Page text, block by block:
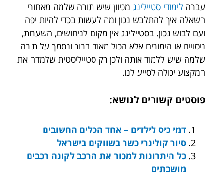
עברה לימודי סטיילינג מכיוון שיש תורה שלמה מאחורי
השאלה איך להתלבש נכון ומה לעשות בכדי להיות יפה
ועם לבוש נכון. בסטיילינג אין מקום לניחושים, השערות,
ניסויים או הימורים אלא הכול מאוד ברור ונסמך על תורה
שלמה שיש ללמוד אותה ולכן רק סטייליסטית שלמדה את
המקצוע יכולה לסייע לנו.
פוסטים קשורים לנושא:
דמי כיס לילדים – אחד הכלים החשובים
סיור קולינרי כשר בשווקים בישראל
כל היתרונות למכור את הרכב לקונה רכבים
מושבתים